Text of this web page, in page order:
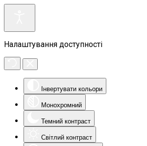
Налаштування доступності
Інвертувати кольори
Монохромний
Темний контраст
Світлий контраст